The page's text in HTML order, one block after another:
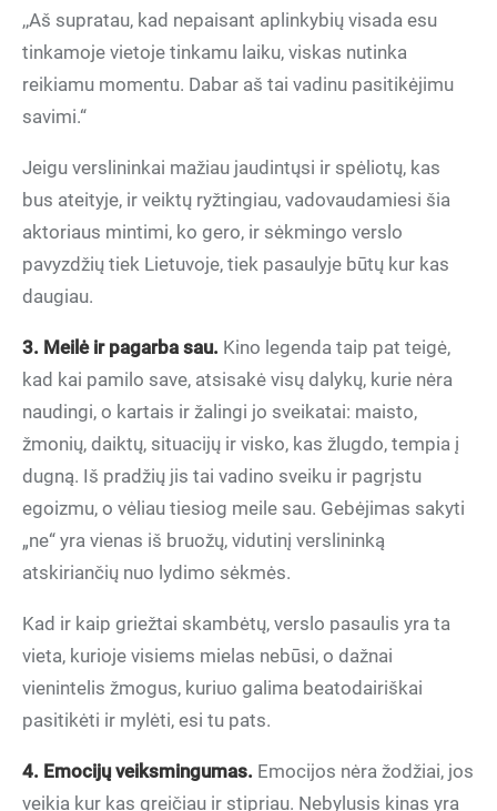
,,Aš supratau, kad nepaisant aplinkybių visada esu
tinkamoje vietoje tinkamu laiku, viskas nutinka
reikiamu momentu. Dabar aš tai vadinu pasitikėjimu
savimi.“
Jeigu verslininkai mažiau jaudintųsi ir spėliotų, kas
bus ateityje, ir veiktų ryžtingiau, vadovaudamiesi šia
aktoriaus mintimi, ko gero, ir sėkmingo verslo
pavyzdžių tiek Lietuvoje, tiek pasaulyje būtų kur kas
daugiau.
3. Meilė ir pagarba sau. Kino legenda taip pat teigė,
kad kai pamilo save, atsisakė visų dalykų, kurie nėra
naudingi, o kartais ir žalingi jo sveikatai: maisto,
žmonių, daiktų, situacijų ir visko, kas žlugdo, tempia į
dugną. Iš pradžių jis tai vadino sveiku ir pagrįstu
egoizmu, o vėliau tiesiog meile sau. Gebėjimas sakyti
„ne“ yra vienas iš bruožų, vidutinį verslininką
atskiriančių nuo lydimo sėkmės.
Kad ir kaip griežtai skambėtų, verslo pasaulis yra ta
vieta, kurioje visiems mielas nebūsi, o dažnai
vienintelis žmogus, kuriuo galima beatodairiškai
pasitikėti ir mylėti, esi tu pats.
4. Emocijų veiksmingumas. Emocijos nėra žodžiai, jos
veikia kur kas greičiau ir stipriau. Nebylusis kinas yra